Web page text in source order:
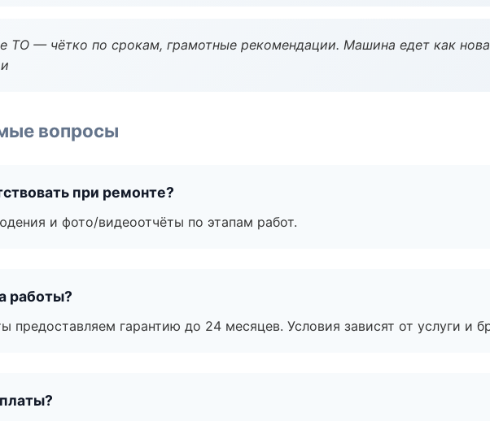
ТО — чётко по срокам, грамотные рекомендации. Машина едет как
вопросы
при ремонте?
и фото/видеоотчёты по этапам работ.
работы?
предоставляем гарантию до 24 месяцев. Условия зависят от услуги и